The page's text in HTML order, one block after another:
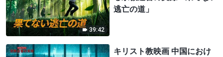
39:42
逃亡の道」
キリスト教映画 中国におけ